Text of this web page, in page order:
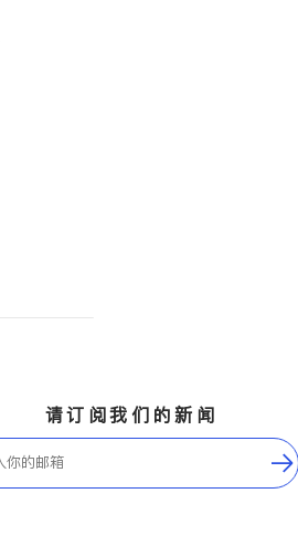
请订阅我们的新闻